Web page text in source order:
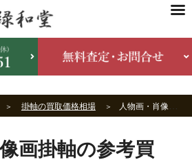
掛軸の買取価格相場 人物画・肖像画掛軸の買取価格相場
画掛軸の参考買